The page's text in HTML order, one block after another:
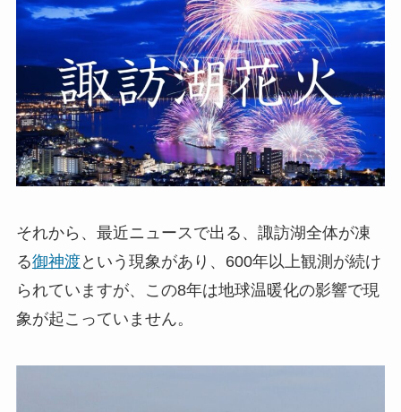
それから、最近ニュースで出る、諏訪湖全体が凍
る御神渡という現象があり、600年以上観測が続け
られていますが、この8年は地球温暖化の影響で現
象が起こっていません。